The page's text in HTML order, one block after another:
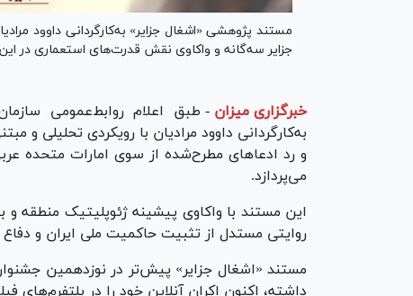
مستند پژوهشی «اشغال جزایر» به‌کارگردانی داوود
جزایر سه‌گانه و واکاوی نقش قدرت‌های استعماری در این
خبرگزاری میزان - طبق اعلام روابط‌عمومی
به‌کارگردانی داوود مرادیان با رویکردی تحلیلی و
و رد ادعاهای مطرح‌شده از سوی امارات متحده
می‌پردازد.
این مستند با واکاوی پیشینه ژئوپلیتیک منطقه و
روایتی مستدل از تثبیت حاکمیت ملی ایران و
مستند «اشغال جزایر» پیش‌تر در نوزدهمین
داشته، اکنون اکران آنلاین خود را در پلتفرم‌های